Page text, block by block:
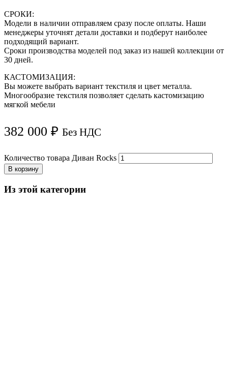
СРОКИ:
Модели в наличии отправляем сразу после оплаты. Наши
менеджеры уточнят детали доставки и подберут наиболее
подходящий вариант.
Сроки производства моделей под заказ из нашей коллекции от
30 дней.
КАСТОМИЗАЦИЯ:
Вы можете выбрать вариант текстиля и цвет металла.
Многообразие текстиля позволяет сделать кастомизацию
мягкой мебели
382 000 ₽ Без НДС
Количество товара Диван Rocks
В корзину
Из этой категории